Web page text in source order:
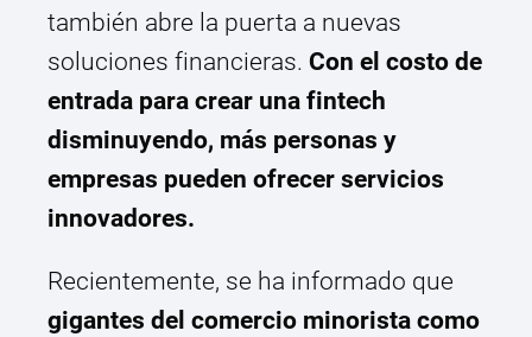
también abre la puerta a nuevas
soluciones financieras. Con el costo de
entrada para crear una fintech
disminuyendo, más personas y
empresas pueden ofrecer servicios
innovadores.
Recientemente, se ha informado que
gigantes del comercio minorista como